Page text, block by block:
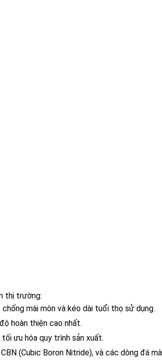
thị trường:
mài mòn và kéo dài tuổi thọ sử dụng.
hoàn thiện cao nhất.
ưu hóa quy trình sản xuất.
(Cubic Boron Nitride), và các dòng đá